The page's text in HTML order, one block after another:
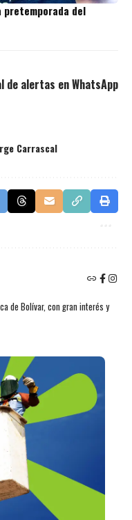
pretemporada del
de alertas en WhatsApp
Carrascal
de Bolívar, con gran interés y